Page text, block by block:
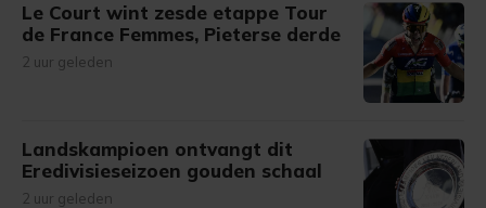
Le Court wint zesde etappe Tour
de France Femmes, Pieterse derde
2 uur geleden
Landskampioen ontvangt dit
Eredivisieseizoen gouden schaal
2 uur geleden